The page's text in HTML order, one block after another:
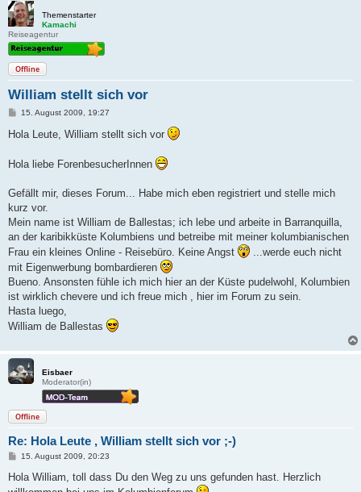
Themenstarter
Kamachi
Reiseagentur
Offline
William stellt sich vor
B
i
t
a
g
15. August 2009, 19:27
Hola Leute, William stellt sich vor
Hola liebe ForenbesucherInnen
Gefällt mir, dieses Forum... Habe mich eben registriert und stelle mich
kurz vor.
Mein name ist William de Ballestas; ich lebe und arbeite in Barranquilla,
an der karibikküste Kolumbiens und betreibe mit meiner kolumbianischen
Frau ein kleines Online - Reisebüro. Keine Angst
...werde euch nicht
mit Eigenwerbung bombardieren
Bueno. Ansonsten fühle ich mich hier an der Küste pudelwohl, Kolumbien
ist wirklich chevere und ich freue mich , hier im Forum zu sein.
Hasta luego,
William de Ballestas
Eisbaer
Moderator(in)
Offline
Re: Hola Leute , William stellt sich vor ;-)
B
i
15. August 2009, 20:23
Hola William, toll dass Du den Weg zu uns gefunden hast. Herzlich